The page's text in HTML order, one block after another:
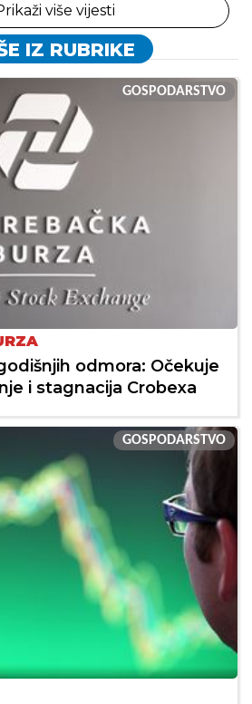
više vijesti
IZ RUBRIKE
GOSPODARSTVO
odmora: Očekuje
i stagnacija Crobexa
GOSPODARSTVO